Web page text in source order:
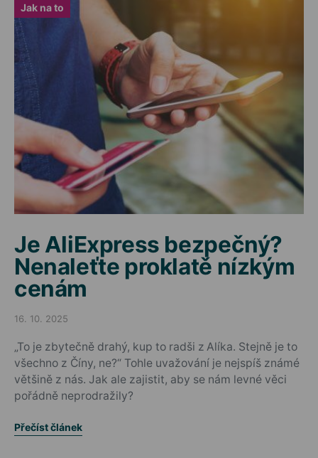
Jak na to
Je AliExpress bezpečný?
Nenaleťte proklatě nízkým
cenám
Posted on
16. 10. 2025
„To je zbytečně drahý, kup to radši z Alíka. Stejně je to
všechno z Číny, ne?“ Tohle uvažování je nejspíš známé
většině z nás. Jak ale zajistit, aby se nám levné věci
pořádně neprodražily?
Přečíst článek